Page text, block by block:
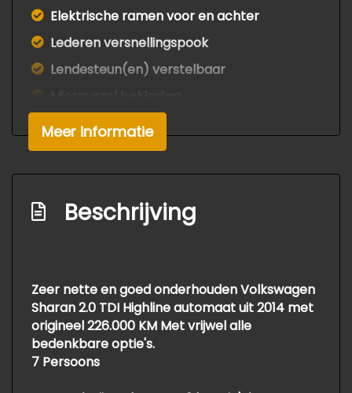
Elektrische ramen voor en achter
Lederen versnellingspook
Lendesteun(en) verstelbaar
Passagiersstoel in hoogte verstelbaar
Stuur leder
Stuur verstelbaar
Voorstoelen verwarmd
verwarmbaar
Centrale vergrendeling met
afstandsbediening
Chroom delen exterieur
Meer informatie
Beschrijving
Zeer nette en goed onderhouden Volkswagen
Sharan 2.0 TDI Highline automaat uit 2014 met
origineel 226.000 KM Met vrijwel alle
bedenkbare optie's.
7 Persoons